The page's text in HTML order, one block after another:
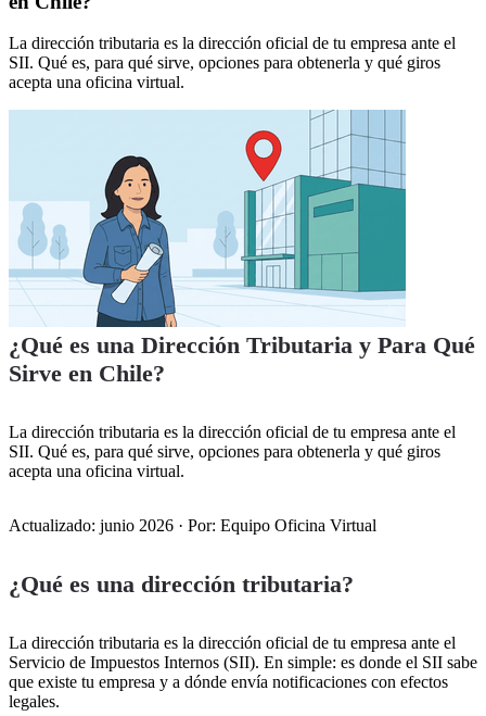
Planes
Servicios
Ayuda
Blog
La dirección tributaria es la dirección oficial de tu empresa ante el
SII. Qué es, para qué sirve, opciones para obtenerla y qué giros
acepta una oficina virtual.
¿Qué es una Dirección Tributaria y Para Qué
Sirve en Chile?
La dirección tributaria es la dirección oficial de tu empresa ante el
SII. Qué es, para qué sirve, opciones para obtenerla y qué giros
acepta una oficina virtual.
Actualizado: junio 2026 · Por: Equipo Oficina Virtual
¿Qué es una dirección tributaria?
La dirección tributaria es la dirección oficial de tu empresa ante el
Servicio de Impuestos Internos (SII). En simple: es donde el SII sabe
que existe tu empresa y a dónde envía notificaciones con efectos
legales.